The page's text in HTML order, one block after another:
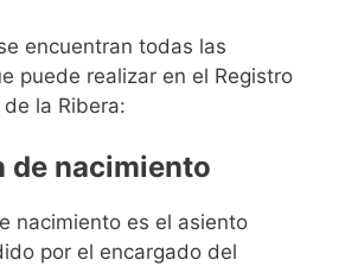
encuentran todas las
puede realizar en el Registro
la Ribera:
de nacimiento
nacimiento es el asiento
por el encargado del